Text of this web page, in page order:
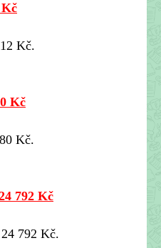
Kč
Kč.
Kč
Kč.
nákup
792 Kč
792 Kč.